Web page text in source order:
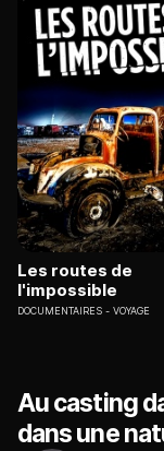
Les routes de
l'impossible
DOCUMENTAIRES VOYAGE
Au casting
dans une